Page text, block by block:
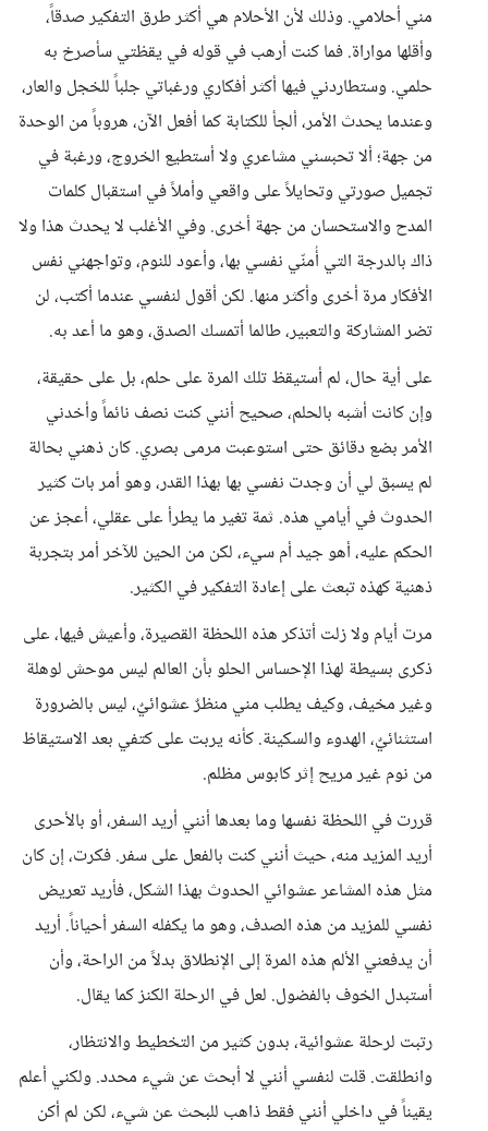
مني أحلامي. وذلك لأن الأحلام هي أكثر طرق التفكير صدقاً،
وأقلها مواراة. فما كنت أرهب في قوله في يقظتي سأصرخ به
حلمي. وستطاردني فيها أكثر أفكاري ورغباتي جلباً للخجل والعار،
وعندما يحدث الأمر، ألجأ للكتابة كما أفعل الآن، هروباً من الوحدة
من جهة؛ ألا تحبسني مشاعري ولا أستطيع الخروج، ورغبة في
تجميل صورتي وتحايلاً على واقعي وأملاً في استقبال كلمات
المدح والاستحسان من جهة أخرى. وفي الأغلب لا يحدث هذا ولا
ذاك بالدرجة التي أُمنّي نفسي بها، وأعود للنوم، وتواجهني نفس
الأفكار مرة أخرى وأكثر منها. لكن أقول لنفسي عندما أكتب، لن
تضر المشاركة والتعبير، طالما أتمسك الصدق، وهو ما أعد به.
على أية حال، لم أستيقظ تلك المرة على حلم، بل على حقيقة،
وإن كانت أشبه بالحلم، صحيح أنني كنت نصف نائماً وأخدني
الأمر بضع دقائق حتى استوعبت مرمى بصري. كان ذهني بحالة
لم يسبق لي أن وجدت نفسي بها بهذا القدر، وهو أمر بات كثير
الحدوث في أيامي هذه. ثمة تغير ما يطرأ على عقلي، أعجز عن
الحكم عليه، أهو جيد أم سيء، لكن من الحين للآخر أمر بتجربة
ذهنية كهذه تبعث على إعادة التفكير في الكثير.
مرت أيام ولا زلت أتذكر هذه اللحظة القصيرة، وأعيش فيها، على
ذكرى بسيطة لهذا الإحساس الحلو بأن العالم ليس موحش لوهلة
وغير مخيف، وكيف يطلب مني منظرٌ عشوائيٌ، ليس بالضرورة
استثنائيٌ، الهدوء والسكينة. كأنه يربت على كتفي بعد الاستيقاظ
من نوم غير مريح إثر كابوس مظلم.
قررت في اللحظة نفسها وما بعدها أنني أريد السفر، أو بالأحرى
أريد المزيد منه، حيث أنني كنت بالفعل على سفر. فكرت، إن كان
مثل هذه المشاعر عشوائي الحدوث بهذا الشكل، فأريد تعريض
نفسي للمزيد من هذه الصدف، وهو ما يكفله السفر أحياناً. أريد
أن يدفعني الألم هذه المرة إلى الإنطلاق بدلاً من الراحة، وأن
أستبدل الخوف بالفضول. لعل في الرحلة الكنز كما يقال.
رتبت لرحلة عشوائية، بدون كثير من التخطيط والانتظار،
وانطلقت. قلت لنفسي أنني لا أبحث عن شيء محدد. ولكني أعلم
يقيناً في داخلي أنني فقط ذاهب للبحث عن شيء، لكن لم أكن